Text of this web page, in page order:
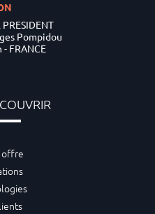
Pompidou
FRANCE
offre